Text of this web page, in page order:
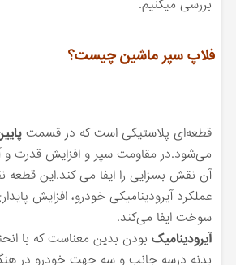
بررسی میکنیم.
فلاپ سپر ماشین چیست؟
قطعه‌ای پلاستیکی است که در قسمت
می‌شود.در مقاومت سپر و افزایش قدرت و
آن نقش بسزایی را ایفا می کند.این
عملکرد آیرودینامیکی خودرو، افزایش
سوخت ایفا می‌کند.
آیرودینامیک بودن بدین معناست که با
بدنه درسه جانب و سه جهت خودرو در